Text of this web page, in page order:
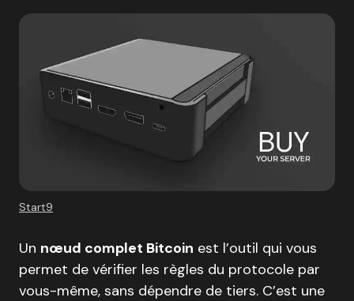
Start9
Un nœud complet Bitcoin est l’outil qui vous
permet de vérifier les règles du protocole par
vous-même, sans dépendre de tiers. C’est une